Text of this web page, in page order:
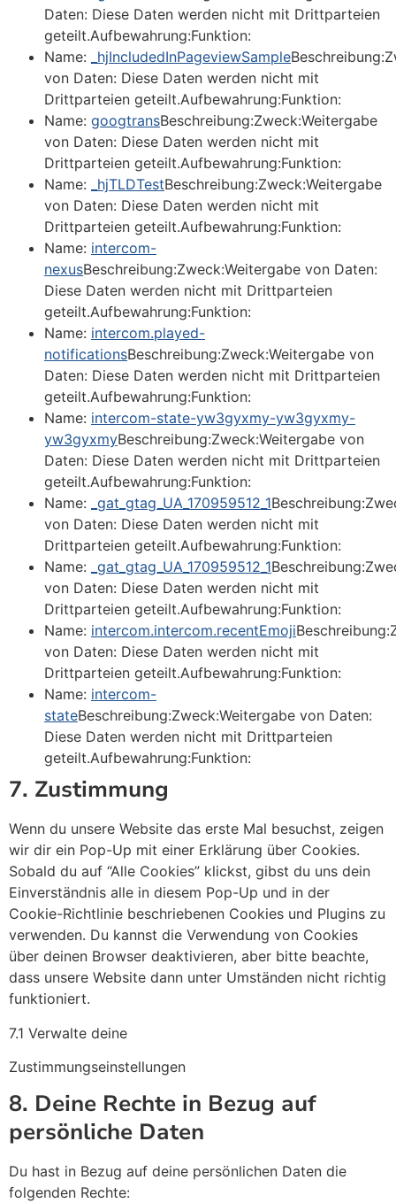
Daten: Diese Daten werden nicht mit Drittparteien
geteilt.Aufbewahrung:Funktion:
Name:
_hjIncludedInPageviewSample
von Daten: Diese Daten werden nicht mit
Drittparteien geteilt.Aufbewahrung:Funktion:
Name: googtransBeschreibung:Zweck:Weitergabe
von Daten: Diese Daten werden nicht mit
Drittparteien geteilt.Aufbewahrung:Funktion:
Name:
_hjTLDTestBeschreibung:Zweck:Weitergabe
von Daten: Diese Daten werden nicht mit
Drittparteien geteilt.Aufbewahrung:Funktion:
Name: intercom-
nexusBeschreibung:Zweck:Weitergabe von Daten:
Diese Daten werden nicht mit Drittparteien
geteilt.Aufbewahrung:Funktion:
Name: intercom.played-
notificationsBeschreibung:Zweck:Weitergabe von
Daten: Diese Daten werden nicht mit Drittparteien
geteilt.Aufbewahrung:Funktion:
Name: intercom-state-yw3gyxmy-yw3gyxmy-
yw3gyxmyBeschreibung:Zweck:Weitergabe von
Daten: Diese Daten werden nicht mit Drittparteien
geteilt.Aufbewahrung:Funktion:
Name:
_gat_gtag_UA_170959512_1
von Daten: Diese Daten werden nicht mit
Drittparteien geteilt.Aufbewahrung:Funktion:
Name:
_gat_gtag_UA_170959512_1
von Daten: Diese Daten werden nicht mit
Drittparteien geteilt.Aufbewahrung:Funktion:
Name: intercom.intercom.recentEmoji
von Daten: Diese Daten werden nicht mit
Drittparteien geteilt.Aufbewahrung:Funktion:
Name: intercom-
stateBeschreibung:Zweck:Weitergabe von Daten:
Diese Daten werden nicht mit Drittparteien
geteilt.Aufbewahrung:Funktion:
7. Zustimmung
Wenn du unsere Website das erste Mal besuchst, zeigen
wir dir ein Pop-Up mit einer Erklärung über Cookies.
Sobald du auf “Alle Cookies” klickst, gibst du uns dein
Einverständnis alle in diesem Pop-Up und in der
Cookie-Richtlinie beschriebenen Cookies und Plugins zu
verwenden. Du kannst die Verwendung von Cookies
über deinen Browser deaktivieren, aber bitte beachte,
dass unsere Website dann unter Umständen nicht richtig
funktioniert.
7.1 Verwalte deine
Zustimmungseinstellungen
8. Deine Rechte in Bezug auf
persönliche Daten
Du hast in Bezug auf deine persönlichen Daten die
folgenden Rechte: